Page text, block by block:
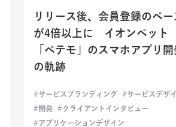
リリース後、会員登録のペー
が4倍以上に イオンペット
「ペテモ」のスマホアプリ開
の軌跡
サービスブランディング
サービスデザ
開発
クライアントインタビュー
アプリケーションデザイン